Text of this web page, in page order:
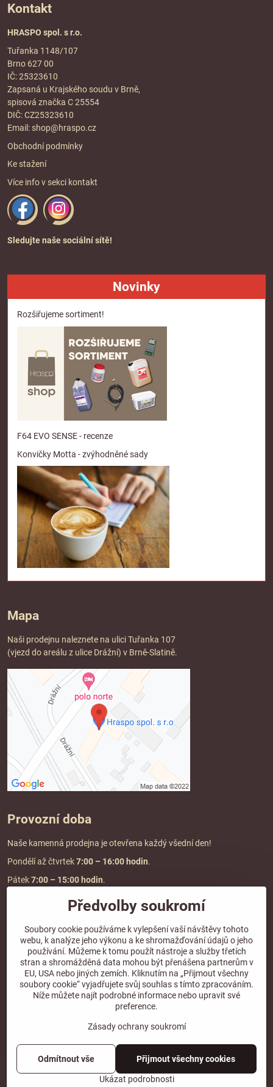
Kontakt
HRASPO spol. s r.o.
Tuřanka 1148/107
Brno 627 00
IČ: 25323610
Zapsaná u Krajského soudu v Brně,
spisová značka C 25554
DIČ: CZ25323610
Email: shop@hraspo.cz
Obchodní podmínky
Ke stažení
Více info v sekci kontakt
Sledujte naše sociální sítě!
Novinky
Rozšiřujeme sortiment!
F64 EVO SENSE - recenze
Konvičky Motta - zvýhodněné sady
Mapa
Naši prodejnu naleznete na ulici Tuřanka 107
(vjezd do areálu z ulice Drážní) v Brně-Slatině.
Provozní doba
Naše kamenná prodejna je otevřena každý všední den!
Pondělí až čtvrtek7:00 – 16:00 hodin.
Pátek7:00 – 15:00 hodin.
Doprava a platba
DOPRAVA ZDARMA
při objednávce nad2000 Kč vč. DPH.
*Nevztahuje se na paletovou přepravu.
©2026CopyrightPředvolby soukromíZásady ochrany soukromí
Vytvořeno systémem:ByznysWeb.cz
Předvolby soukromí
Soubory cookie používáme k vylepšení vaší návštěvy tohoto
webu, k analýze jeho výkonu a ke shromažďování údajů o jeho
používání. Můžeme k tomu použít nástroje a služby třetích
stran a shromážděná data mohou být přenášena partnerům v
EU, USA nebo jiných zemích. Kliknutím na „Přijmout všechny
soubory cookie“ vyjadřujete svůj souhlas s tímto zpracováním.
Níže můžete najít podrobné informace nebo upravit své
preference.
Zásady ochrany soukromí
Ukázat podrobnosti
Přijmout všechny cookies
Odmítnout vše